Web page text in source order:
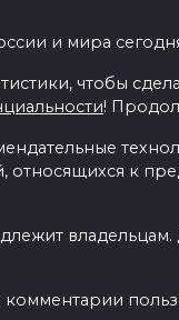
и мира
чтобы
!
относящихся к
комментарии